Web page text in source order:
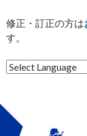
修正・訂正の方は
す。